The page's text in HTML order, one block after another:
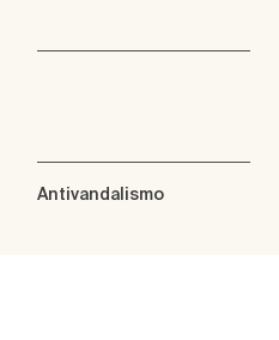
Antivandalismo